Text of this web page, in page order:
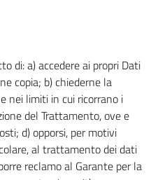
di: a) accedere ai propri Dati
copia; b) chiederne la
nei limiti in cui ricorrano i
del Trattamento, ove e
d) opporsi, per motivi
al trattamento dei dati
reclamo al Garante per la